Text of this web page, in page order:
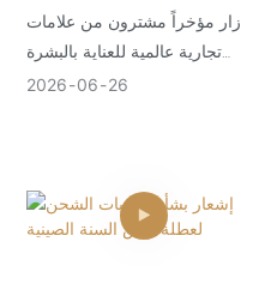
لتصنيع عبوات كريم زجاجية
للتعاون في مجال التغليف
حسب الطلب
زار مؤخراً مشترون من علامات
تجارية عالمية للعناية بالبشرة
مصنعنا لتغليف مستحضرات
بروبيلين والمقلدة لحبيبات
الخشب، وخطوط الإنتاج، ونظام
2026 06 26